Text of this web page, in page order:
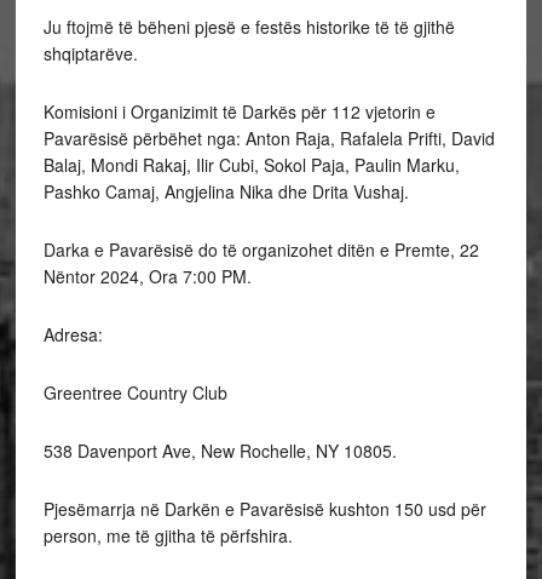
Ju ftojmë të bëheni pjesë e festës historike të të gjithë
shqiptarëve.
Komisioni i Organizimit të Darkës për 112 vjetorin e
Pavarësisë përbëhet nga: Anton Raja, Rafalela Prifti, David
Balaj, Mondi Rakaj, Ilir Cubi, Sokol Paja, Paulin Marku,
Pashko Camaj, Angjelina Nika dhe Drita Vushaj.
Darka e Pavarësisë do të organizohet ditën e Premte, 22
Nëntor 2024, Ora 7:00 PM.
Adresa:
Greentree Country Club
538 Davenport Ave, New Rochelle, NY 10805.
Pjesëmarrja në Darkën e Pavarësisë kushton 150 usd për
person, me të gjitha të përfshira.